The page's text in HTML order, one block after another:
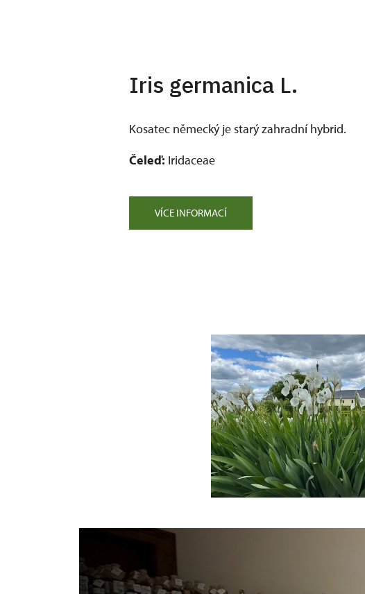
Iris germanica L.
Kosatec německý je starý zahradní hybrid.
Čeleď: Iridaceae
VÍCE INFORMACÍ